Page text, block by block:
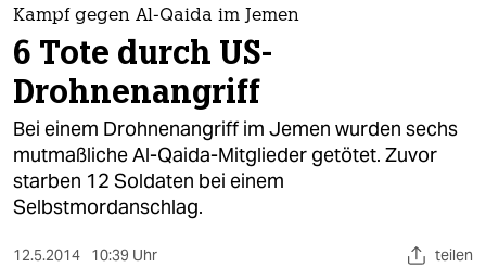
themen
politik
öko
gesellschaft
kultur
sport
Kampf gegen Al-Qaida im Jemen
6 Tote durch US-
Drohnenangriff
Bei einem Drohnenangriff im Jemen wurden sechs
mutmaßliche Al-Qaida-Mitglieder getötet. Zuvor
starben 12 Soldaten bei einem
Selbstmordanschlag.
12.5.2014 10:39 Uhr teilen